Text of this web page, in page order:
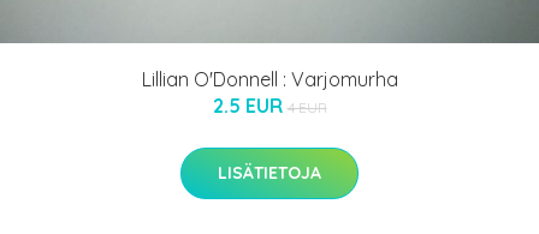
Lillian O'Donnell : Varjomurha
2.5 EUR 4 EUR
LISÄTIETOJA